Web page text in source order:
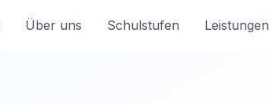
Über uns Schulstufen Leistungen